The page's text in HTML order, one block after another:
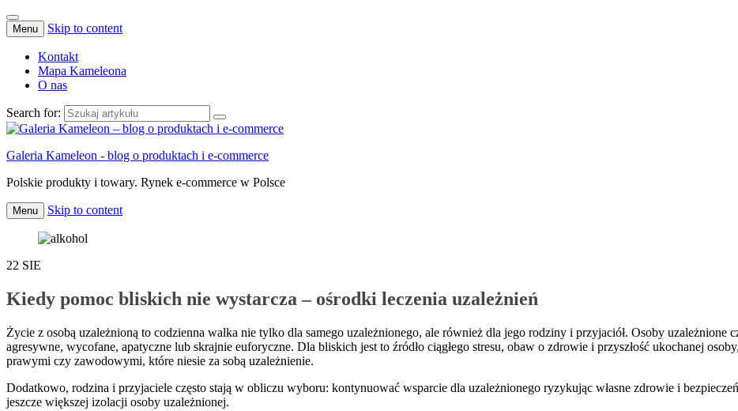
Menu Skip to content
Kontakt
Mapa Kameleona
O nas
Search for:
Galeria Kameleon - blog o produktach i e-commerce
Polskie produkty i towary. Rynek e-commerce w Polsce
Menu Skip to content
22 SIE
Kiedy pomoc bliskich nie wystarcza – ośrodki leczenia uzależnień
Życie z osobą uzależnioną to codzienna walka nie tylko dla samego uzależnionego, ale również dla jego rodziny i przyjaciół. Osoby uzależnione
agresywne, wycofane, apatyczne lub skrajnie euforyczne. Dla bliskich jest to źródło ciągłego stresu, obaw o zdrowie i przyszłość ukochanej
prawymi czy zawodowymi, które niesie za sobą uzależnienie.
Dodatkowo, rodzina i przyjaciele często stają w obliczu wyboru: kontynuować wsparcie dla uzależnionego ryzykując własne zdrowie i
jeszcze większej izolacji osoby uzależnionej.